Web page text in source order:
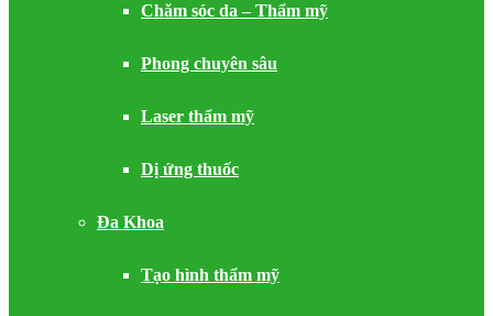
Chăm sóc da – Thẩm mỹ
Phong chuyên sâu
Laser thẩm mỹ
Dị ứng thuốc
Đa Khoa
Tạo hình thẩm mỹ